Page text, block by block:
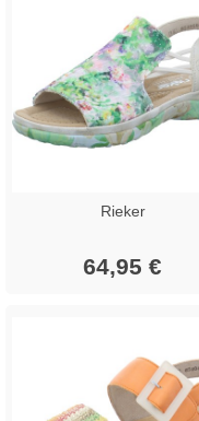
Rieker
64,95 €